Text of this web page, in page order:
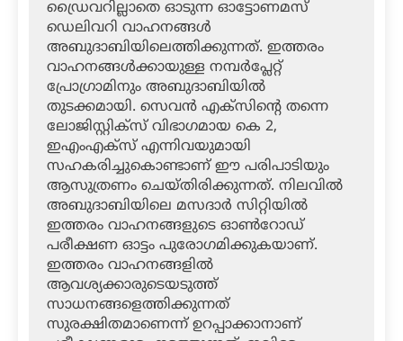
ഡ്രൈവറില്ലാതെ ഓടുന്ന ഓട്ടോണമസ്
ഡെലിവറി വാഹനങ്ങള്‍
അബുദാബിയിലെത്തിക്കുന്നത്. ഇത്തരം
വാഹനങ്ങള്‍ക്കായുള്ള നമ്പര്‍പ്ലേറ്റ്
പ്രോഗ്രാമിനും അബുദാബിയില്‍
തുടക്കമായി. സെവന്‍ എക്‌സിന്റെ തന്നെ
ലോജിസ്റ്റിക്‌സ് വിഭാഗമായ കെ 2,
ഇഎംഎക്‌സ് എന്നിവയുമായി
സഹകരിച്ചുകൊണ്ടാണ് ഈ പരിപാടിയും
ആസുത്രണം ചെയ്തിരിക്കുന്നത്. നിലവില്‍
അബുദാബിയിലെ മസദാര്‍ സിറ്റിയില്‍
ഇത്തരം വാഹനങ്ങളുടെ ഓണ്‍റോഡ്
പരീക്ഷണ ഓട്ടം പുരോഗമിക്കുകയാണ്.
ഇത്തരം വാഹനങ്ങളില്‍
ആവശ്യക്കാരുടെയടുത്ത്
സാധനങ്ങളെത്തിക്കുന്നത്
സുരക്ഷിതമാണെന്ന് ഉറപ്പാക്കാനാണ്